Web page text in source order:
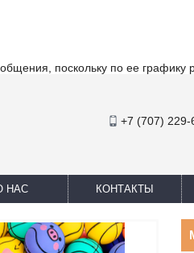
поскольку по ее
+7 (707) 229-
НАС КОНТАКТЫ